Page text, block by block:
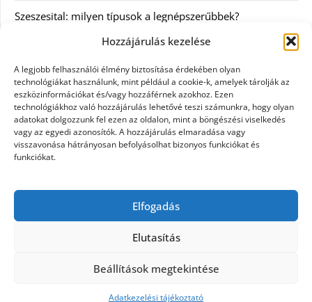
Hozzájárulás kezelése
A legjobb felhasználói élmény biztosítása érdekében olyan
technológiákat használunk, mint például a cookie-k, amelyek tárolják az
eszközinformációkat és/vagy hozzáférnek azokhoz. Ezen
technológiákhoz való hozzájárulás lehetővé teszi számunkra, hogy olyan
adatokat dolgozzunk fel ezen az oldalon, mint a böngészési viselkedés
vagy az egyedi azonosítók. A hozzájárulás elmaradása vagy
visszavonása hátrányosan befolyásolhat bizonyos funkciókat és
funkciókat.
Elfogadás
Elutasítás
Beállítások megtekintése
Adatkezelési tájékoztató
Szeszesital: milyen típusok a legnépszerűbbek?
Egyéb
Irodalom
Szolgáltatás
Szórakozás
Webáruház
WordPress Theme